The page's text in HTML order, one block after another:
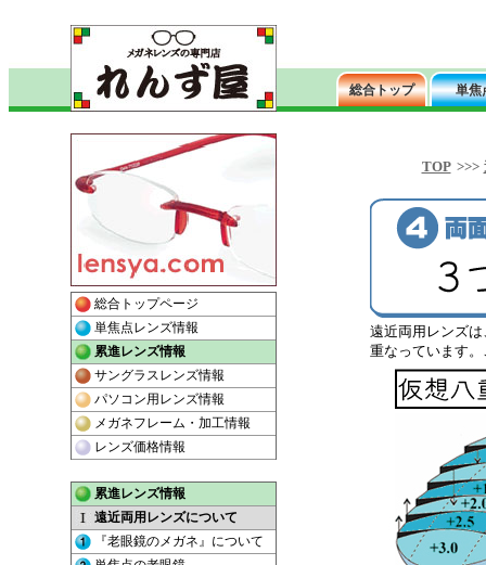
TOP >>>
遠近両用レンズ
重なっています